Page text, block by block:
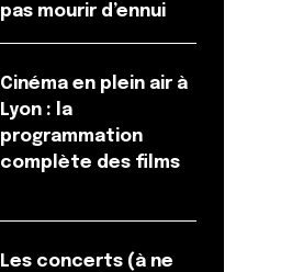
pas mourir d’ennui
Cinéma en plein air à
Lyon : la
programmation
complète des films
Les concerts (à ne